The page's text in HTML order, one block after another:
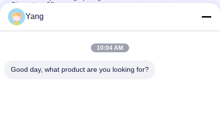
Disrupters 30cm
Eod-Wasserstrahlunterbrecher, explosive Wasser-
Unterbrecherscheibe 0 - 30cm vertikale Anpassung
Wurfs-Untersuchungs-Bombe Defusals-Roboter für
Yang
10:04 AM
Good day, what product are you looking for?